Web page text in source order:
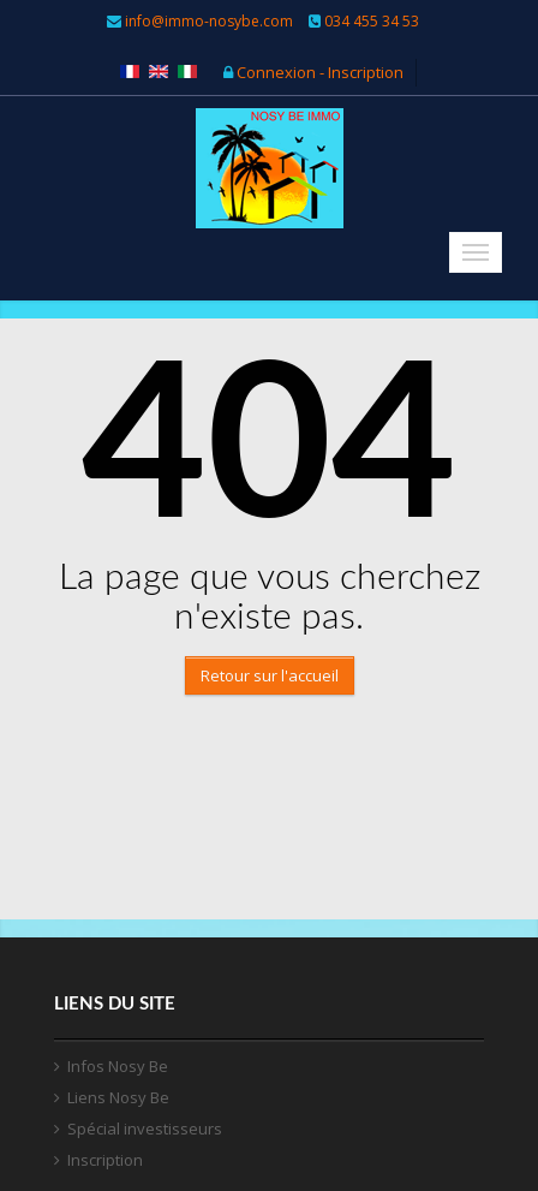
info@immo-nosybe.com 034 455 34 53
Connexion - Inscription
404
La page que vous cherchez
n'existe pas.
Retour sur l'accueil
LIENS DU SITE
Infos Nosy Be
Liens Nosy Be
Spécial investisseurs
Inscription